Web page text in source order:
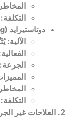
المخاطر
التكلفة: 150-250
دوتاستيرايد (Dutasteride 0.5mg):
الآلية:
الفعالية
الجرعة: 0.5
المخاطر
التكلفة: 200-300
2. العلاجات غير